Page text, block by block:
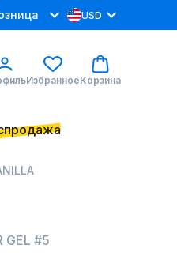
USD
ИзбранноеКорзина
GEL #5